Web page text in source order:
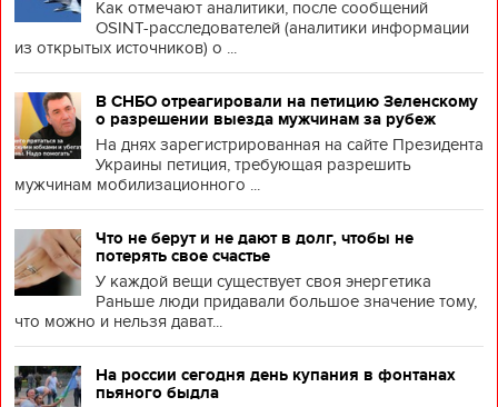
Как отмечают аналитики, после сообщений
OSINT-расследователей (аналитики информации
из открытых источников) о ...
В СНБО отреагировали на петицию Зеленскому
о разрешении выезда мужчинам за рубеж
На днях зарегистрированная на сайте Президента
Украины петиция, требующая разрешить
мужчинам мобилизационного ...
Что не берут и не дают в долг, чтобы не
потерять свое счастье
У каждой вещи существует своя энергетика
Раньше люди придавали большое значение тому,
что можно и нельзя дават...
На россии сегодня день купания в фонтанах
пьяного быдла